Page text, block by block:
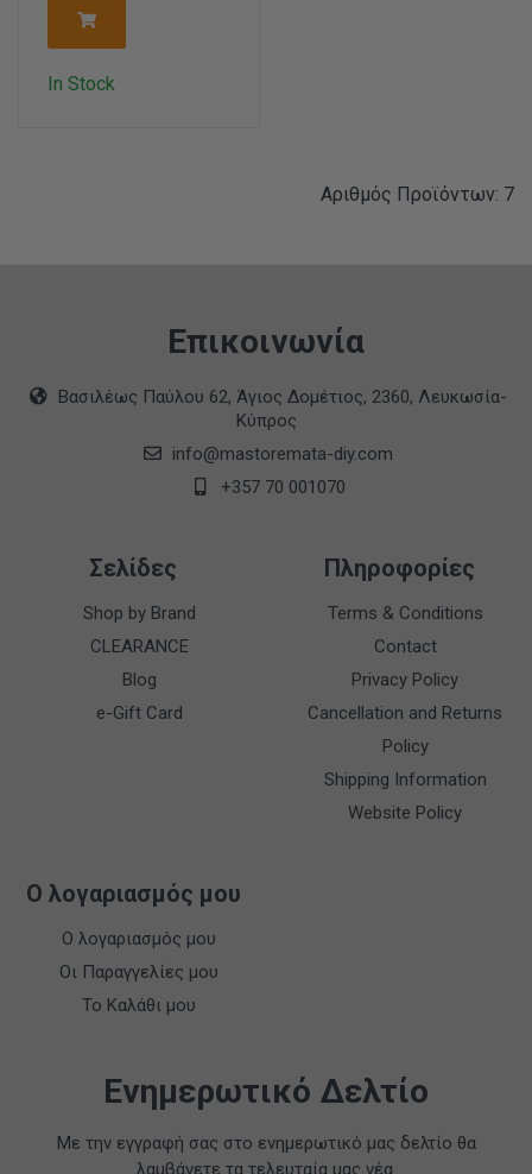
In Stock
Αριθμός Προϊόντων: 7
Επικοινωνία
Βασιλέως Παύλου 62, Άγιος Δομέτιος, 2360, Λευκωσία-
Κύπρος
info@mastoremata-diy.com
+357 70 001070
Σελίδες
Shop by Brand
CLEARANCE
Blog
e-Gift Card
Πληροφορίες
Terms & Conditions
Contact
Privacy Policy
Cancellation and Returns
Policy
Shipping Information
Website Policy
Ο λογαριασμός μου
Ο λογαριασμός μου
Οι Παραγγελίες μου
Το Καλάθι μου
Ενημερωτικό Δελτίο
Με την εγγραφή σας στο ενημερωτικό μας δελτίο θα
λαμβάνετε τα τελευταία μας νέα.